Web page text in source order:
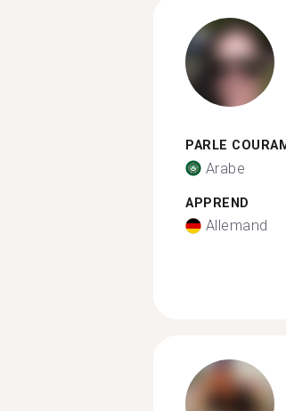
PARLE
Arabe
APPREND
Allemand